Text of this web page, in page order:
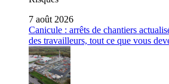
7 août 2026
Canicule : arrêts de chantiers
des travailleurs, tout ce que vous